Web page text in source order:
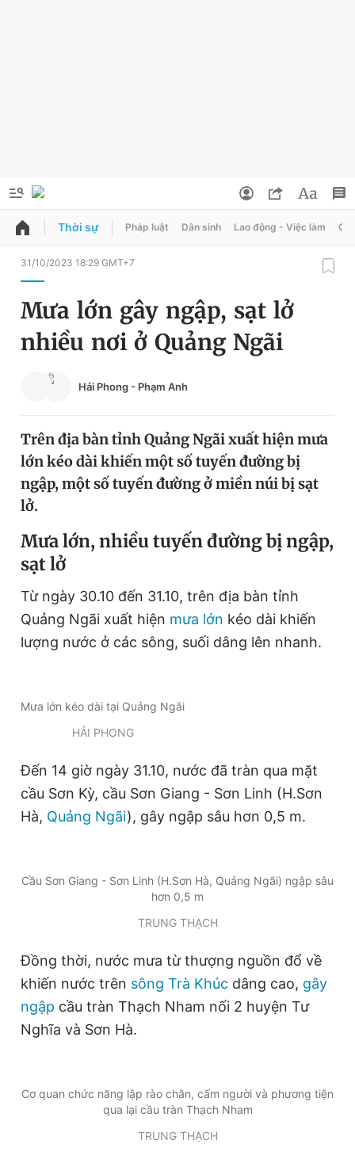
QUẢNG CÁO
Chuyên mục
Chuyên mục khác
Tin thị trường Tin 360
Video
Sản phẩm khác
Tiện ích Bạn cần biết
Thông tin tòa soạn Liên hệ quảng cáo
Hotline Liên hệ quảng cáo
0908 780 404
Tổng biên tập: Nguyễn Ngọc Toàn
Phó tổng biên tập thường trực: Hải Thành
Phó tổng biên tập: Lâm Hiếu Dũng
Tổng thư ký tòa soạn: Đức Trung
chép dưới mọi hình thức nếu không có sự chấp thuận bằng văn
bản. Phát triển bởi ePi Technologies, JSC.
Đổi mật khẩu
Tin đã lưu
Tin đã xem
Đăng xuất
Thời sự Pháp luật Dân sinh Lao động - Việc làm
31/10/2023 18:29 GMT+7
Mưa lớn gây ngập, sạt lở
nhiều nơi ở Quảng Ngãi
Hải Phong - Phạm Anh
Trên địa bàn tỉnh Quảng Ngãi xuất hiện mưa
lớn kéo dài khiến một số tuyến đường bị
ngập, một số tuyến đường ở miền núi bị sạt
lở.
Mưa lớn, nhiều tuyến đường bị ngập,
sạt lở
Từ ngày 30.10 đến 31.10, trên địa bàn tỉnh
Quảng Ngãi xuất hiện mưa lớn kéo dài khiến
lượng nước ở các sông, suối dâng lên nhanh.
Mưa lớn kéo dài tại Quảng Ngãi
HẢI PHONG
Đến 14 giờ ngày 31.10, nước đã tràn qua mặt
cầu Sơn Kỳ, cầu Sơn Giang - Sơn Linh (H.Sơn
Hà, Quảng Ngãi), gây ngập sâu hơn 0,5 m.
Cầu Sơn Giang - Sơn Linh (H.Sơn Hà, Quảng Ngãi) ngập sâu
hơn 0,5 m
TRUNG THẠCH
Đồng thời, nước mưa từ thượng nguồn đổ về
khiến nước trên sông Trà Khúc dâng cao, gây
ngập cầu tràn Thạch Nham nối 2 huyện Tư
Nghĩa và Sơn Hà.
Cơ quan chức năng lập rào chắn, cấm người và phương tiện
qua lại cầu tràn Thạch Nham
TRUNG THẠCH